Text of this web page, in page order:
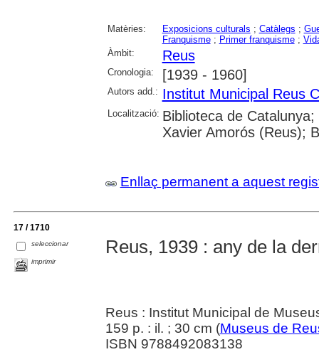
Matèries: Exposicions culturals ; Catàlegs ;
Franquisme; Primer franquisme;
Àmbit:
Reus
Cronologia: [1939 - 1960]
Autors add.: Institut Municipal Reus
Localització: Biblioteca de
Xavier Amorós (Reus);
Enllaç permanent a aquest
17 / 1710
seleccionar
imprimir
Reus, 1939 : any de la
Reus : Institut Municipal de
159 p. : il. ; 30 cm (Museus de
ISBN 9788492083138